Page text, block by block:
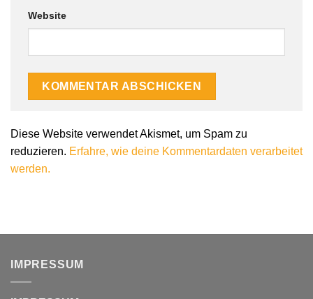
Website
Diese Website verwendet Akismet, um Spam zu
reduzieren. Erfahre, wie deine Kommentardaten verarbeitet
werden.
IMPRESSUM